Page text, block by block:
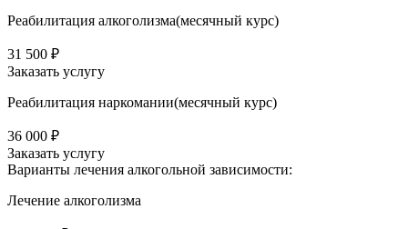
Реабилитация алкоголизма(месячный курс)
31 500 ₽
Заказать услугу
Реабилитация наркомании(месячный курс)
36 000 ₽
Заказать услугу
Варианты лечения алкогольной зависимости:
Лечение алкоголизма